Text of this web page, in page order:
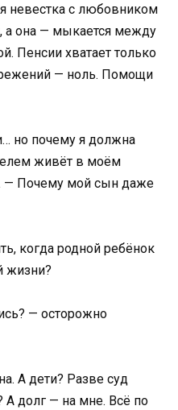
с любовником
а она — мыкается между
Пенсии хватает только
— ноль. Помощи
но почему я должна
живёт в моём
— Почему мой сын даже
когда родной ребёнок
жизни?
— осторожно
А дети? Разве суд
долг — на мне. Всё по